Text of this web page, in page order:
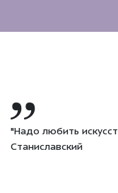
"Надо любить
Станиславский